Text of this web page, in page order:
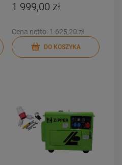
1 999,00 zł
Cena netto: 1 625,20 zł
DO KOSZYKA